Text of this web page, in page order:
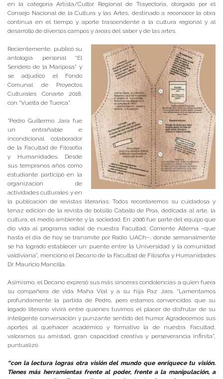
en la categoría Artista/Cultor Regional de Trayectoria, otorgado por el
Consejo Nacional de la Cultura y las Artes, destinado a reconocer la obra
continua en el tiempo y aporte trascendente a la cultura regional y al
desarrollo de diversos campos y áreas del saber y de las artes.
Recientemente, publicó su
antología personal “El
Sendero de la Mariposa” y
se adjudicó el Fondo
Comunal de Proyectos
Culturales Conarte 2018,
con “Vuelta de Tuerca”.
“Pedro Guillermo Jara fue
un entrañable e
incondicional colaborador
de la Facultad de Filosofía
y Humanidades. Desde
sus tempranos años como
estudiante participó en la
organización de
actividades culturales y en
la publicación de revistas literarias. Todos recordaremos su cuidadosa y
tenaz edición de la revista de bolsillo Caballo de Proa, dedicada al arte, la
cultura, el medio ambiente y la sociedad. En 2006 fue parte del equipo que
dio vida al programa radial de nuestra Facultad, Corriente Alterna –que
hasta el día de hoy se transmite por Radio UACh–, donde semanalmente
se ha logrado establecer un puente entre la Universidad y la comunidad
valdiviana”, mencionó el Decano de la Facultad de Filosofía y Humanidades
Dr. Mauricio Mancilla.
Asimismo, el Decano expresó sus más sinceras condolencias a quien fuera
su compañera de vida Maha Vial y a su hija Paz Jara. “Lamentamos
profundamente la partida de Pedro, pero estamos convencidos que su
legado literario vivirá entre quienes tuvimos el placer de disfrutar de su
inteligente conversación y punzante sentido del humor. Agradecemos sus
aportes al quehacer académico y formativo la de nuestra Facultad,
valoramos su amistad, gran capacidad creativa y perseverancia infinita”,
puntualizó.
“con la lectura logras otra visión del mundo que enriquece tu visión.
Tienes más herramientas frente al poder, frente a la manipulación, a